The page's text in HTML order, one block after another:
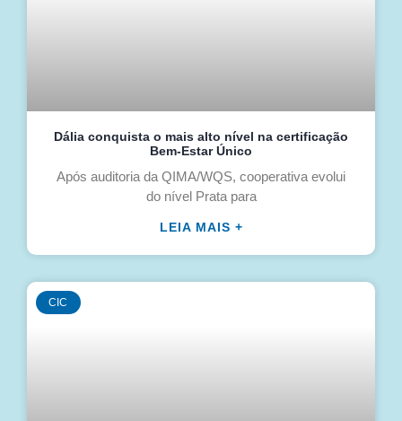
Dália conquista o mais alto nível na certificação
Bem-Estar Único
Após auditoria da QIMA/WQS, cooperativa evolui
do nível Prata para
LEIA MAIS +
CIC